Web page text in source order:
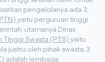
pengelolanya ada 3,
yaitu perguruan tinggi
utamanya Dinas
TInggi Swasta (PTS) yaitu
justru oleh pihak swasta. 3.
adalah lembaga